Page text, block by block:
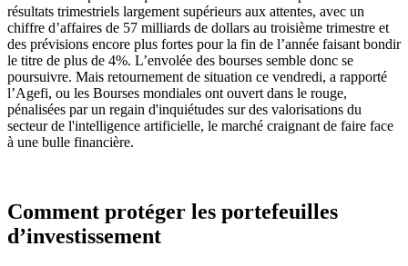
résultats trimestriels largement supérieurs aux attentes, avec un
chiffre d’affaires de 57 milliards de dollars au troisième trimestre et
des prévisions encore plus fortes pour la fin de l’année faisant bondir
le titre de plus de 4%. L’envolée des bourses semble donc se
poursuivre. Mais retournement de situation ce vendredi, a rapporté
l’Agefi, ou les Bourses mondiales ont ouvert dans le rouge,
pénalisées par un regain d'inquiétudes sur des valorisations du
secteur de l'intelligence artificielle, le marché craignant de faire face
à une bulle financière.
Comment protéger les portefeuilles
d’investissement